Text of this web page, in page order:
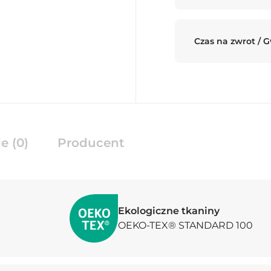
Czas na zwrot /
(0) Producent
Ekologiczne tkaniny
OEKO-TEX® STANDARD 100